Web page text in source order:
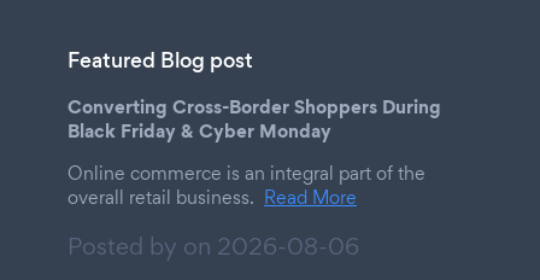
Featured Blog post
Converting Cross-Border Shoppers During
Black Friday & Cyber Monday
Online commerce is an integral part of the
overall retail business. Read More
Posted by on 2026-08-06